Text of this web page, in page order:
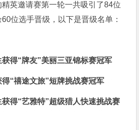
英邀请赛第一轮一共吸引了84位
位选手晋级，以下是晋级名单：
获得“牌友”美丽三亚锦标赛冠军
得“禧途文旅”短牌挑战赛冠军
获得“艺雅特”超级猎人快速挑战赛